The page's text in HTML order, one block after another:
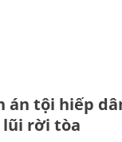
án tội hiếp
lũi rời tòa